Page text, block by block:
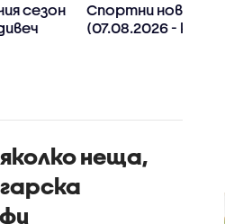
сезон
Спортни новини
(07.08.2026 - късна)
неща,